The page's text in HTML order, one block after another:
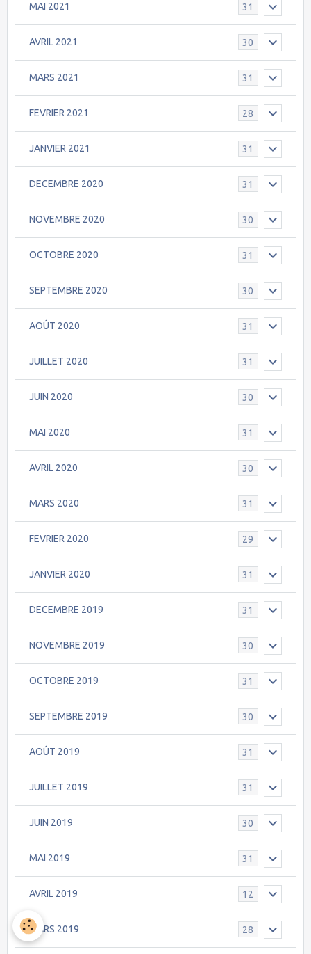
MAI 2021 31
AVRIL 2021 30
MARS 2021 31
FEVRIER 2021 28
JANVIER 2021 31
DECEMBRE 2020 31
NOVEMBRE 2020 30
OCTOBRE 2020 31
SEPTEMBRE 2020 30
AOÛT 2020 31
JUILLET 2020 31
JUIN 2020 30
MAI 2020 31
AVRIL 2020 30
MARS 2020 31
FEVRIER 2020 29
JANVIER 2020 31
DECEMBRE 2019 31
NOVEMBRE 2019 30
OCTOBRE 2019 31
SEPTEMBRE 2019 30
AOÛT 2019 31
JUILLET 2019 31
JUIN 2019 30
MAI 2019 31
AVRIL 2019 12
MARS 2019 28